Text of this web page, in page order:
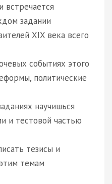
встречается
задании
XIX века всего
событиях этого
политические
научишься
и тестовой частью
тезисы и
темам